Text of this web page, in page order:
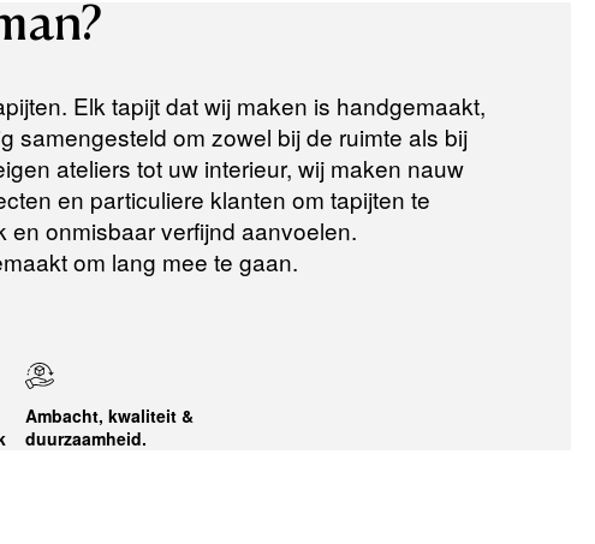
Elk tapijt dat wij maken is handgemaakt,
samengesteld om zowel bij de ruimte als bij
ateliers tot uw interieur, wij maken nauw
en particuliere klanten om tapijten te
en onmisbaar verfijnd aanvoelen.
om lang mee te gaan.
Ambacht, kwaliteit &
duurzaamheid.